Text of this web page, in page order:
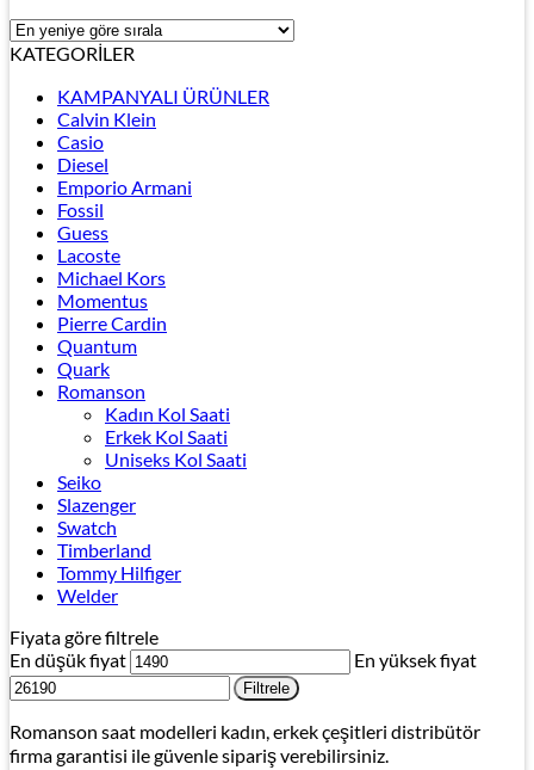
KATEGORİLER
KAMPANYALI ÜRÜNLER
Calvin Klein
Casio
Diesel
Emporio Armani
Fossil
Guess
Lacoste
Michael Kors
Momentus
Pierre Cardin
Quantum
Quark
Romanson
Kadın Kol Saati
Erkek Kol Saati
Uniseks Kol Saati
Seiko
Slazenger
Swatch
Timberland
Tommy Hilfiger
Welder
Fiyata göre filtrele
En düşük fiyat
En yüksek fiyat
Filtrele
Romanson saat modelleri kadın, erkek çeşitleri distribütör
firma garantisi ile güvenle sipariş verebilirsiniz.